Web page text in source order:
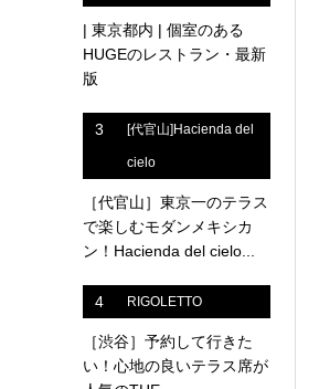
| 東京都内 | 個室のある
HUGEのレストラン・最新
版
3 [代官山]Hacienda del
cielo
［代官山］東京一のテラス
で楽しむモダンメキシカ
ン！Hacienda del cielo...
4 RIGOLETTO
［渋谷］予約して行きた
い！心地の良いテラス席が